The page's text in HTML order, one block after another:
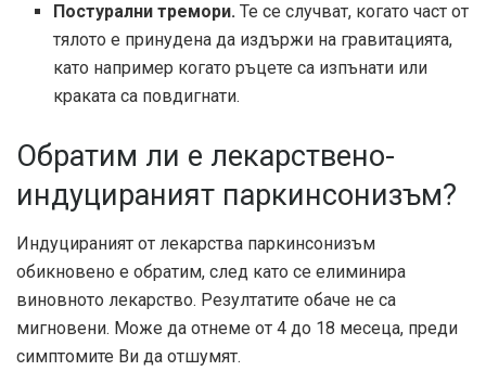
Постурални тремори. Те се случват, когато част от
тялото е принудена да издържи на гравитацията,
като например когато ръцете са изпънати или
краката са повдигнати.
Обратим ли е лекарствено-
индуцираният паркинсонизъм?
Индуцираният от лекарства паркинсонизъм
обикновено е обратим, след като се елиминира
виновното лекарство. Резултатите обаче не са
мигновени. Може да отнеме от 4 до 18 месеца, преди
симптомите Ви да отшумят.